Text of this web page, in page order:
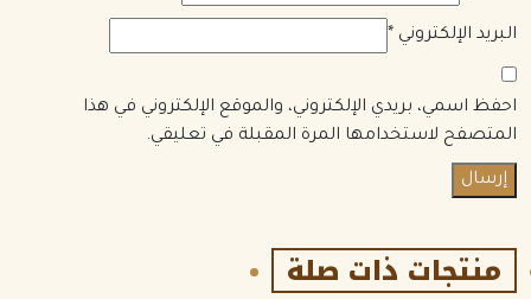
البريد الإلكتروني *
احفظ اسمي، بريدي الإلكتروني، والموقع الإلكتروني في هذا
المتصفح لاستخدامها المرة المقبلة في تعليقي.
منتجات ذات صلة